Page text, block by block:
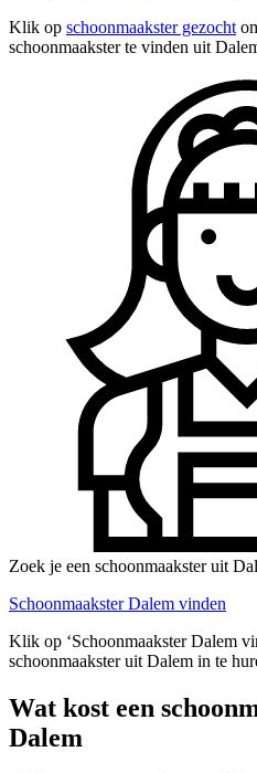
Klik op schoonmaakster gezocht
schoonmaakster te vinden uit
Zoek je een schoonmaakster uit
Schoonmaakster Dalem vinden
Klik op ‘Schoonmaakster Dalem
schoonmaakster uit Dalem in te
Wat kost een
Dalem